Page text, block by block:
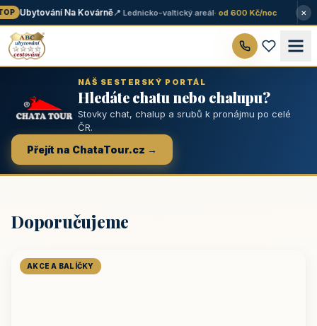
Ubytování Na Kovárně📍 Lednicko-valtický areál· od 600 Kč/noc ×
NÁŠ SESTERSKÝ PORTÁL
Hledáte chatu nebo chalupu?
Stovky chat, chalup a srubů k pronájmu po celé
ČR.
Přejít na ChataTour.cz →
Doporučujeme
AKCE A BALÍČKY